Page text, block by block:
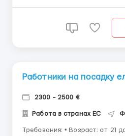
Работники на посадку
2300 - 2500 €
Работа в странах ЕС
Требования: • Возраст: от 21 до 45 лет • Знание